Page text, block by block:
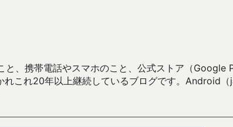
、携帯電話やスマホのこと、公式ストア（
れこれ20年以上継続しているブログです。Android